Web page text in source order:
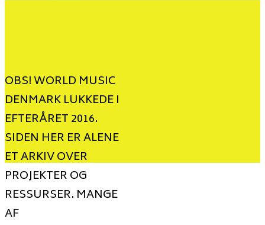
OBS! WORLD MUSIC
DENMARK LUKKEDE I
EFTERÅRET 2016.
SIDEN HER ER ALENE
ET ARKIV OVER
PROJEKTER OG
RESSURSER. MANGE
AF